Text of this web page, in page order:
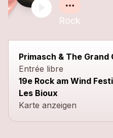
Rock
Primasch & The
Entrée libre
19e Rock am Wind
Les Bioux
Karte anzeigen